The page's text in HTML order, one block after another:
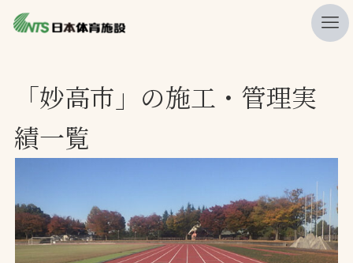
ニュース
プレスリリース
製品・サービス一覧
施工・管理実績一覧
「妙高市」の施工・管理実
績一覧